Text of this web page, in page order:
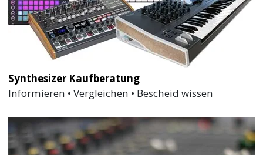
Synthesizer Kaufberatung
Informieren • Vergleichen • Bescheid wissen